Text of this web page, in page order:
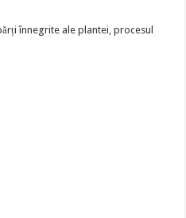
înnegrite ale plantei, procesul